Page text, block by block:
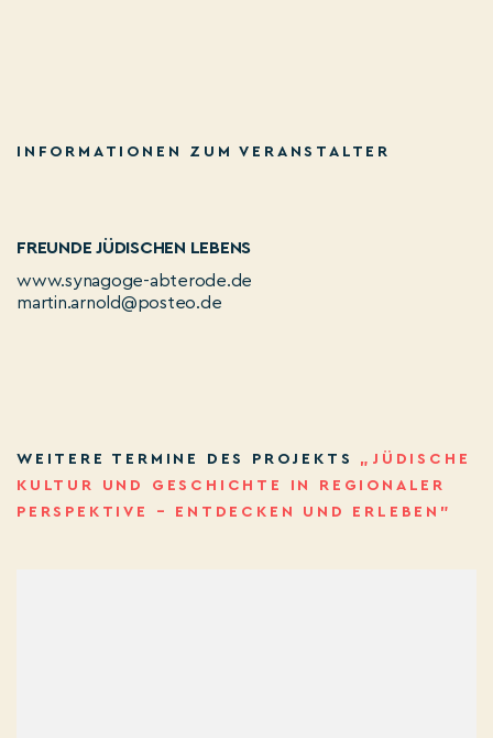
INFORMATIONEN ZUM VERANSTALTER
FREUNDE JÜDISCHEN LEBENS
www.synagoge-abterode.de
martin.arnold@posteo.de
WEITERE TERMINE DES PROJEKTS „JÜDISCHE
KULTUR UND GESCHICHTE IN REGIONALER
PERSPEKTIVE – ENTDECKEN UND ERLEBEN”